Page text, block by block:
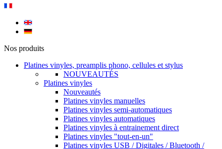
Nos produits
Platines vinyles, preamplis phono, cellules et stylus
NOUVEAUTÉS
Platines vinyles
Nouveautés
Platines vinyles manuelles
Platines vinyles semi-automatiques
Platines vinyles automatiques
Platines vinyles à entrainement direct
Platines vinyles "tout-en-un"
Platines vinyles USB / Digitales / Bluetooth /